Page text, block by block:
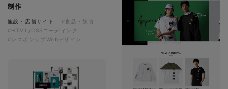
制作
施設・店舗サイト
#食品・飲食
#HTML/CSSコーディング
#レスポンシブWebデザイン